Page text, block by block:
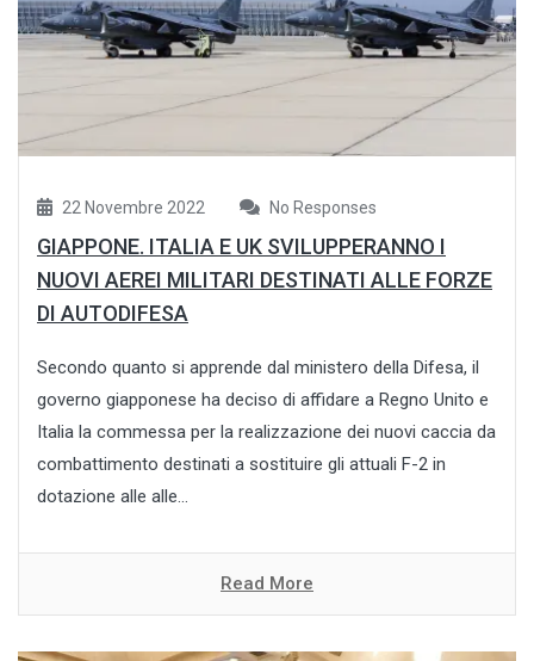
22 Novembre 2022 No Responses
GIAPPONE. ITALIA E UK SVILUPPERANNO I
NUOVI AEREI MILITARI DESTINATI ALLE FORZE
DI AUTODIFESA
Secondo quanto si apprende dal ministero della Difesa, il
governo giapponese ha deciso di affidare a Regno Unito e
Italia la commessa per la realizzazione dei nuovi caccia da
combattimento destinati a sostituire gli attuali F-2 in
dotazione alle alle...
Read More